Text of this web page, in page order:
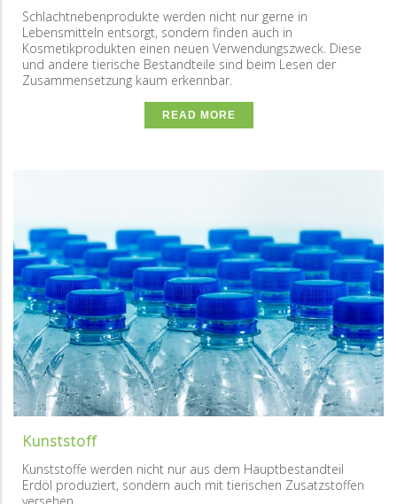
Schlachtnebenprodukte werden nicht nur gerne in
Lebensmitteln entsorgt, sondern finden auch in
Kosmetikprodukten einen neuen Verwendungszweck. Diese
und andere tierische Bestandteile sind beim Lesen der
Zusammensetzung kaum erkennbar.
READ MORE
Kunststoff
Kunststoffe werden nicht nur aus dem Hauptbestandteil
Erdöl produziert, sondern auch mit tierischen Zusatzstoffen